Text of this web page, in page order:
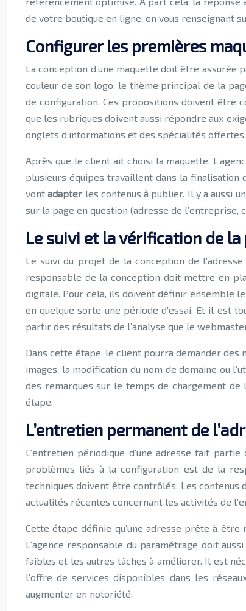
de votre boutique en ligne, en vous renseignant
Configurer les premières
La conception d’une maquette doit être
couleur de son logo, le thème principal de la
de configuration. Ces propositions doivent être
que les rubriques doivent aussi répondre aux
onglets d’informations et des spécialités
Après que le client ait choisi la maquette.
plusieurs équipes travaillent dans la finalisation
vont adapterles contenus à publier. Il y a aussi
sur la page en question (adresse de l’entreprise,
Le suivi et la vérification de
Le suivi du projet de la conception de
responsable de la conception doit mettre en
digitale. Pour cela, ils doivent définir ensemble
en quelque sorte une période d’essai. Et il est
partir des résultats de l’analyse que le
Dans cette étape, le client pourra demander
images, la modification du nom de domaine ou
des remarques sur le temps de chargement
étape.
L’entretien permanent de
L’entretien périodique d’une adresse fait
problèmes liés à la configuration est de la
techniques doivent être contrôlés. Les contenus
actualités récentes concernant les activités de
Cette étape définie qu’une adresse prête à
L’agence responsable du paramétrage doit
faibles et les autres tâches à améliorer. Il est
l’offre de services disponibles dans les
augmenter en notoriété.